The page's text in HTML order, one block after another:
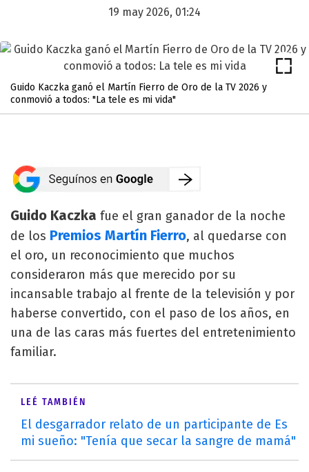
19 may 2026, 01:24
Guido Kaczka ganó el Martín Fierro de Oro de la TV 2026 y
conmovió a todos: "La tele es mi vida"
Guido Kaczka fue el gran ganador de la noche
de los Premios Martín Fierro, al quedarse con
el oro, un reconocimiento que muchos
consideraron más que merecido por su
incansable trabajo al frente de la televisión y por
haberse convertido, con el paso de los años, en
una de las caras más fuertes del entretenimiento
familiar.
LEÉ TAMBIÉN
El desgarrador relato de un participante de Es
mi sueño: "Tenía que secar la sangre de mamá"